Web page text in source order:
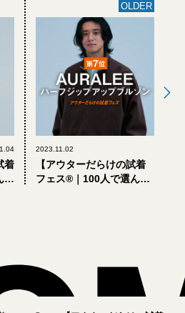
着
だ
OLDER
2023.11.02
【アウターだらけの試着
フェス®︎｜100人で選んだ